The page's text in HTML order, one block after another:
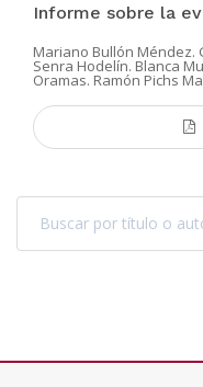
Mariano Bullón Méndez.
Senra Hodelín. Blanca
Oramas. Ramón Pichs